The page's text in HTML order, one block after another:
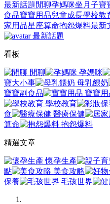
最新話題 閒聊孕媽咪坐月子寶
食品寶寶用品兒童成長學校教
家用品星座算命抱怨爆料最新
最新話題
看板
閒聊 孕媽咪
寶大小事
母乳餵奶
寶寶副食品
寶寶用
學校教育
食
醫療保健
算命
抱怨爆料
精選文章
懷孕生產
點
美食攻略
保養
毛孩世界